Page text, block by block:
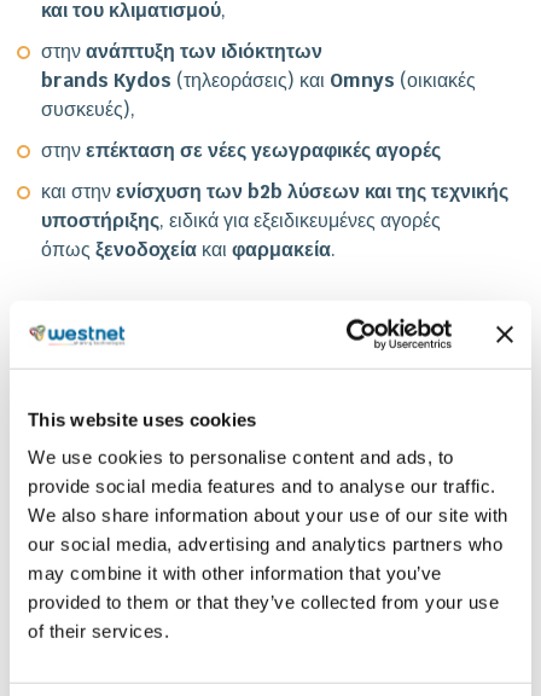
This website uses cookies
We use cookies to personalise content and ads, to
provide social media features and to analyse our traffic.
We also share information about your use of our site with
our social media, advertising and analytics partners who
may combine it with other information that you’ve
provided to them or that they’ve collected from your use
of their services.
και του κλιματισμού,
στηνανάπτυξη των ιδιόκτητων
brands Kydos (τηλεοράσεις) και Omnys (οικιακές
συσκευές),
στηνεπέκταση σε νέες γεωγραφικές αγορές
και στηνενίσχυση των b2b λύσεων και της τεχνικής
υποστήριξης, ειδικά για εξειδικευμένες αγορές
όπως ξενοδοχεία και φαρμακεία.
Το 2024 αποτέλεσε για την Westnetέτος
στρατηγικής μετάβασης, στο οποίο υλοποιήθηκαν
δομές, με στόχο τηνενίσχυση της λειτουργικής
αποδοτικότητας και της προστιθέμενης αξίας προς
τους πελάτες.
Πιο συγκεκριμένα, η εταιρεία:
υλοποίησεεκτεταμένο πλάνο εκσυγχρονισμού των
εσωτερικών της δομών,